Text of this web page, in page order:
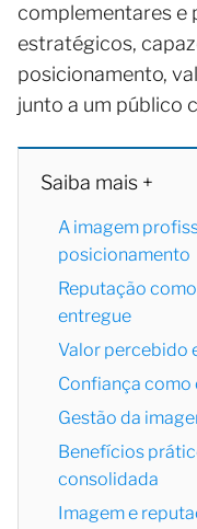
complementares e
estratégicos,
posicionamento,
junto a um público
Saiba mais +
A imagem
posicionamento
Reputação
entregue
Valor percebido
Confiança
Gestão da
Benefícios
consolidada
Imagem e